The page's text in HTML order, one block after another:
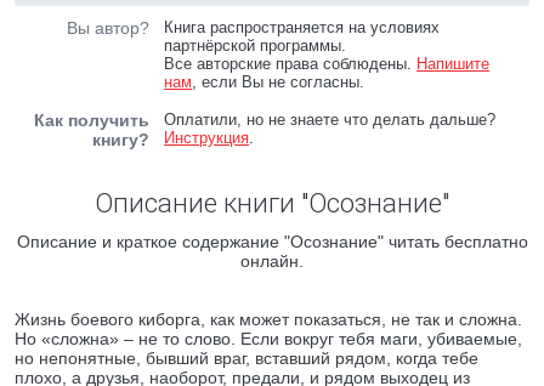
Вы автор?
Книга распространяется на условиях
партнёрской программы.
Все авторские права соблюдены. Напишите
нам, если Вы не согласны.
Как получить
книгу?
Оплатили, но не знаете что делать дальше?
Инструкция.
Описание книги "Осознание"
Описание и краткое содержание "Осознание" читать бесплатно
онлайн.
Жизнь боевого киборга, как может показаться, не так и сложна.
Но «сложна» – не то слово. Если вокруг тебя маги, убиваемые,
но непонятные, бывший враг, вставший рядом, когда тебе
плохо, а друзья, наоборот, предали, и рядом выходец из